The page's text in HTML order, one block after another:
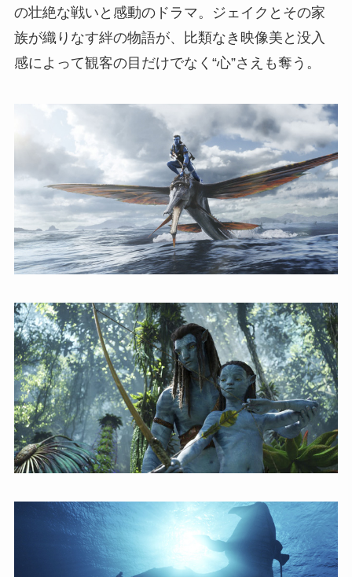
の壮絶な戦いと感動のドラマ。ジェイクとその家
族が織りなす絆の物語が、比類なき映像美と没入
感によって観客の目だけでなく“心”さえも奪う。